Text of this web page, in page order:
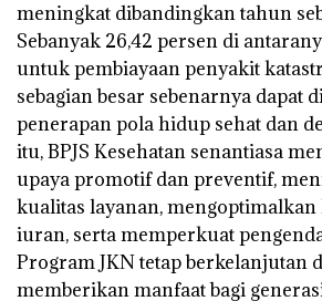
meningkat dibandingkan tahun
Sebanyak 26,42 persen di
untuk pembiayaan penyakit
sebagian besar sebenarnya dapat
penerapan pola hidup sehat dan
itu, BPJS Kesehatan senantiasa
upaya promotif dan preventif,
kualitas layanan, mengoptimalkan
iuran, serta memperkuat
Program JKN tetap berkelanjutan
memberikan manfaat bagi